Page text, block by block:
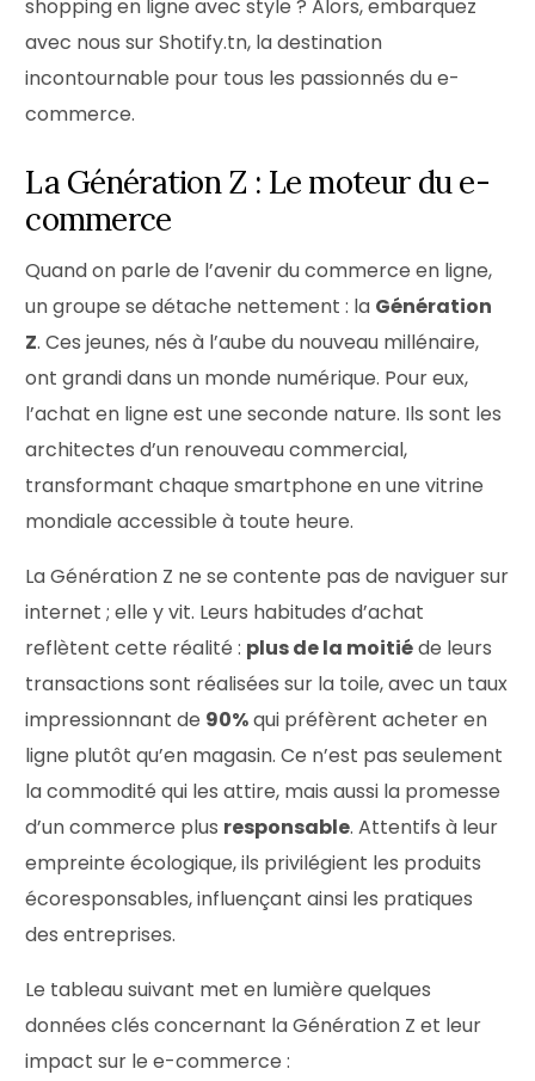
shopping en ligne avec style ? Alors, embarquez
avec nous sur Shotify.tn, la destination
incontournable pour tous les passionnés du e-
commerce.
La Génération Z : Le moteur du e-
commerce
Quand on parle de l’avenir du commerce en ligne,
un groupe se détache nettement : la Génération
Z. Ces jeunes, nés à l’aube du nouveau millénaire,
ont grandi dans un monde numérique. Pour eux,
l’achat en ligne est une seconde nature. Ils sont les
architectes d’un renouveau commercial,
transformant chaque smartphone en une vitrine
mondiale accessible à toute heure.
La Génération Z ne se contente pas de naviguer sur
internet ; elle y vit. Leurs habitudes d’achat
reflètent cette réalité : plus de la moitiéde leurs
transactions sont réalisées sur la toile, avec un taux
impressionnant de 90%qui préfèrent acheter en
ligne plutôt qu’en magasin. Ce n’est pas seulement
la commodité qui les attire, mais aussi la promesse
d’un commerce plus responsable. Attentifs à leur
empreinte écologique, ils privilégient les produits
écoresponsables, influençant ainsi les pratiques
des entreprises.
Le tableau suivant met en lumière quelques
données clés concernant la Génération Z et leur
impact sur le e-commerce :